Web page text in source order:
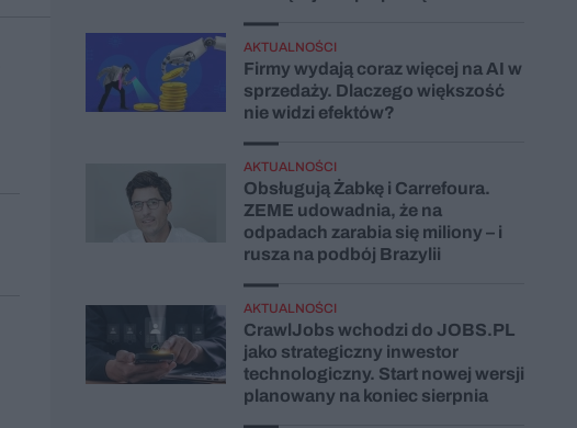
AKTUALNOŚCI
Firmy wydają coraz więcej na AI w
sprzedaży. Dlaczego większość
nie widzi efektów?
AKTUALNOŚCI
Obsługują Żabkę i Carrefoura.
ZEME udowadnia, że na
odpadach zarabia się miliony – i
rusza na podbój Brazylii
AKTUALNOŚCI
CrawlJobs wchodzi do JOBS.PL
jako strategiczny inwestor
technologiczny. Start nowej wersji
planowany na koniec sierpnia